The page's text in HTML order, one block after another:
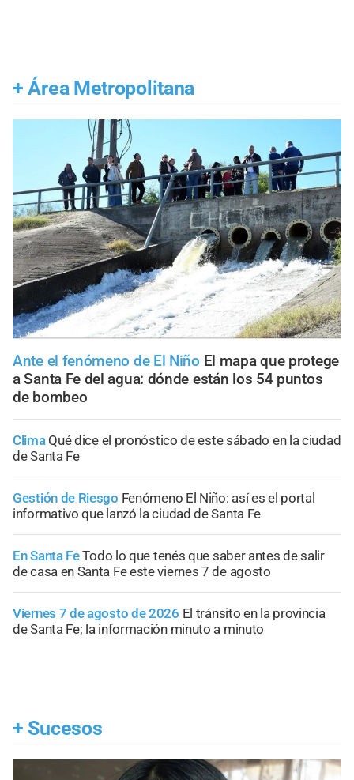
+ Área Metropolitana
Ante el fenómeno de El Niño El mapa que protege
a Santa Fe del agua: dónde están los 54 puntos
de bombeo
Clima Qué dice el pronóstico de este sábado en la ciudad
de Santa Fe
Gestión de Riesgo Fenómeno El Niño: así es el portal
informativo que lanzó la ciudad de Santa Fe
En Santa FeTodo lo que tenés que saber antes de salir
de casa en Santa Fe este viernes 7 de agosto
Viernes 7 de agosto de 2026 El tránsito en la provincia
de Santa Fe; la información minuto a minuto
+ Sucesos